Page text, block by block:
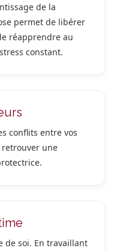
de la
permet de libérer
réapprendre au
constant.
conflits entre vos
une
de soi. En travaillant